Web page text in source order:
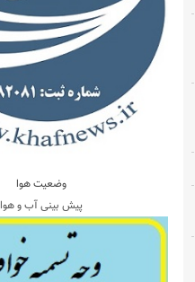
وضعیت هوا
پیش بینی آب و هوا